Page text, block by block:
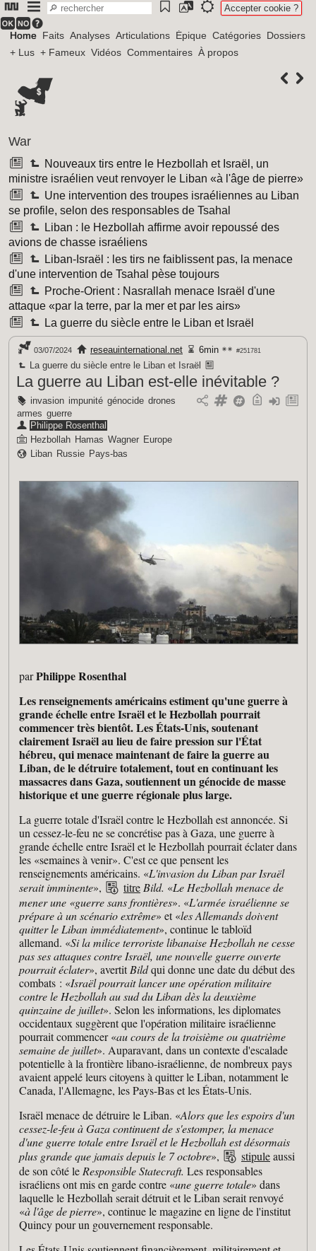
Accepter cookie ?
Home Faits Analyses Articulations Épique Catégories Dossiers
+ Lus + Fameux Vidéos Commentaires À propos
War
Nouveaux tirs entre le Hezbollah et Israël, un
ministre israélien veut renvoyer le Liban «à l'âge de pierre»
Une intervention des troupes israéliennes au Liban
se profile, selon des responsables de Tsahal
Liban : le Hezbollah affirme avoir repoussé des
avions de chasse israéliens
Liban-Israël : les tirs ne faiblissent pas, la menace
d'une intervention de Tsahal pèse toujours
Proche-Orient : Nasrallah menace Israël d'une
attaque «par la terre, par la mer et par les airs»
La guerre du siècle entre le Liban et Israël
03/07/2024 reseauinternational.net 6min #251781
La guerre du siècle entre le Liban et Israël
La guerre au Liban est-elle inévitable ?
invasion impunité génocide drones
armes guerre
Philippe Rosenthal
Hezbollah Hamas Wagner Europe
Liban Russie Pays-bas
parPhilippe Rosenthal
Les renseignements américains estiment qu'une guerre à
grande échelle entre Israël et le Hezbollah pourrait
commencer très bientôt. Les États-Unis, soutenant
clairement Israël au lieu de faire pression sur l'État
hébreu, qui menace maintenant de faire la guerre au
Liban, de le détruire totalement, tout en continuant les
massacres dans Gaza, soutiennent un génocide de masse
historique et une guerre régionale plus large.
La guerre totale d'Israël contre le Hezbollah est annoncée. Si
un cessez-le-feu ne se concrétise pas à Gaza, une guerre à
grande échelle entre Israël et le Hezbollah pourrait éclater dans
les «semaines à venir». C'est ce que pensent les
renseignements américains. «L'invasion du Liban par Israël
serait imminente», titreBild. «Le Hezbollah menace de
mener une «guerre sans frontières». «L'armée israélienne se
prépare à un scénario extrême» et «les Allemands doivent
quitter le Liban immédiatement», continue le tabloïd
allemand. «Si la milice terroriste libanaise Hezbollah ne cesse
pas ses attaques contre Israël, une nouvelle guerre ouverte
pourrait éclater», avertitBildqui donne une date du début des
combats : «Israël pourrait lancer une opération militaire
contre le Hezbollah au sud du Liban dès la deuxième
quinzaine de juillet». Selon les informations, les diplomates
occidentaux suggèrent que l'opération militaire israélienne
pourrait commencer «au cours de la troisième ou quatrième
semaine de juillet». Auparavant, dans un contexte d'escalade
potentielle à la frontière libano-israélienne, de nombreux pays
avaient appelé leurs citoyens à quitter le Liban, notamment le
Canada, l'Allemagne, les Pays-Bas et les États-Unis.
Israël menace de détruire le Liban. «Alors que les espoirs d'un
cessez-le-feu à Gaza continuent de s'estomper, la menace
d'une guerre totale entre Israël et le Hezbollah est désormais
plus grande que jamais depuis le 7 octobre», stipuleaussi
de son côté leResponsible Statecraft. Les responsables
israéliens ont mis en garde contre «une guerre totale» dans
laquelle le Hezbollah serait détruit et le Liban serait renvoyé
«à l'âge de pierre», continue le magazine en ligne de l'institut
Quincy pour un gouvernement responsable.